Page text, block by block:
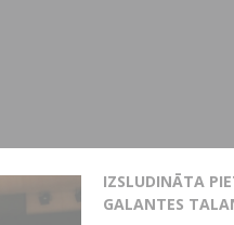
IZSLUDINĀTA
GALANTES